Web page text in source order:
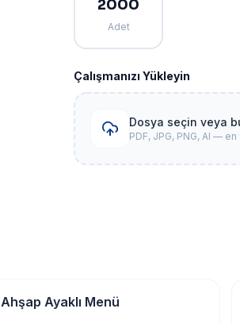
2000
Adet
Çalışmanızı Yükleyin
Dosya seçin veya
PDF, JPG, PNG, AI —
Kırtasiye & Matbu
Ahşap Ayaklı Menü